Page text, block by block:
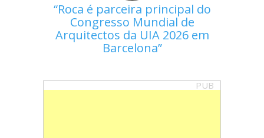
Roca é parceira principal do
Congresso Mundial de
Arquitectos da UIA 2026 em
Barcelona
PUB